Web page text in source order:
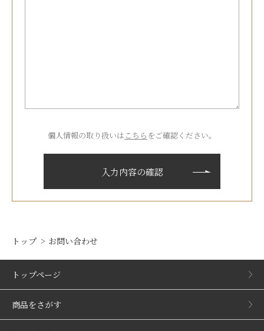
個人情報の取り扱いはこちら をご確認ください。
トップ お問い合わせ
トップページ
商品をさがす